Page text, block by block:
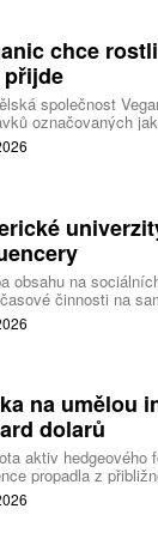
chce
přijde
společnost
označovaných
biologické signály,
plodiny neustále
obsahu na
činnosti na
připravila
University zase
na umělou
dolarů
aktiv hedgeového
propadla z
výzkumníka
akcií,